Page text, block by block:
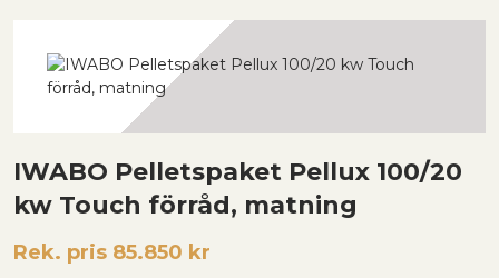
IWABO Pelletspaket Pellux 100/20
kw Touch förråd, matning
Rek. pris 85.850 kr